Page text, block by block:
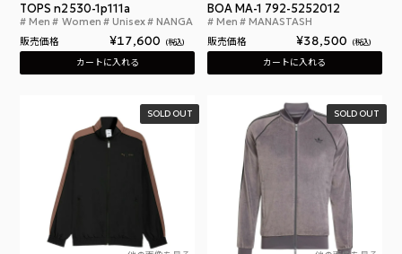
ナンガ エア ウォーム フリース トップス
TOPS n2530-1p111a
Men Women Unisex NANGA
販売価格 ¥17,600 税込
カートに入れる
BOA MA-1 792-5252012
Men MANASTASH
販売価格 ¥38,500 税込
カートに入れる
SOLD OUT SOLD OUT